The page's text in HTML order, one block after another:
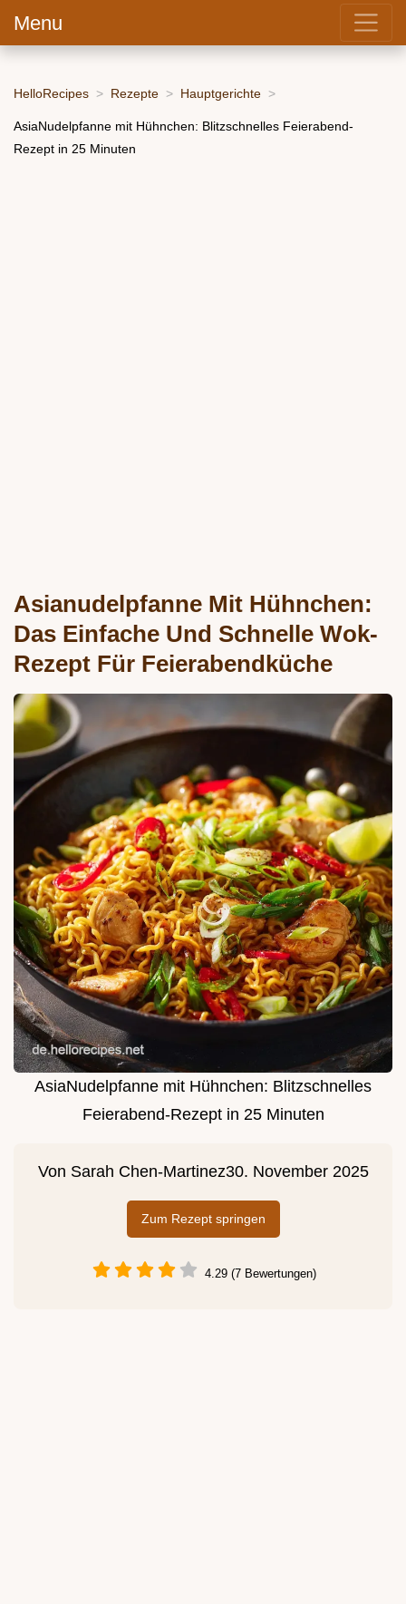
Menu
HelloRecipes Rezepte Hauptgerichte
AsiaNudelpfanne mit Hühnchen: Blitzschnelles Feierabend-
Rezept in 25 Minuten
Asianudelpfanne Mit Hühnchen:
Das Einfache Und Schnelle Wok-
Rezept Für Feierabendküche
AsiaNudelpfanne mit Hühnchen: Blitzschnelles
Feierabend-Rezept in 25 Minuten
Von Sarah Chen-Martinez30. November 2025
Zum Rezept springen
4.29 (7 Bewertungen)